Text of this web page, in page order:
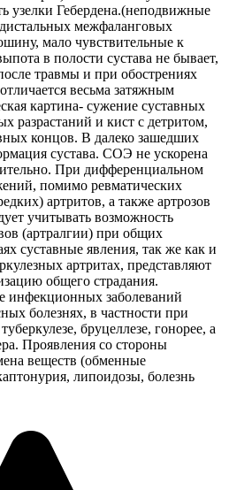
узелки Гебердена.(неподвижные
межфаланговых
мало чувствительные к
в полости сустава не бывает,
травмы и при обострениях
весьма затяжным
картина- сужение суставных
разрастаний и кист с детритом,
концов. В далеко зашедших
сустава. СОЭ не ускорена
При дифференциальном
помимо ревматических
артритов, а также артрозов
учитывать возможность
(артралгии) при общих
суставные явления, так же как и
артритах, представляют
общего страдания.
инфекционных заболеваний
болезнях, в частности при
бруцеллезе, гонорее, а
Проявления со стороны
веществ (обменные
липоидозы, болезнь